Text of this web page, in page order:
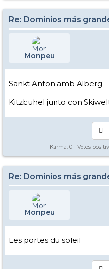
Re: Dominios más
Monpeu
Sankt Anton amb Alberg
Kitzbuhel junto con
Karma: 0 - Votos
Re: Dominios más
Monpeu
Les portes du soleil